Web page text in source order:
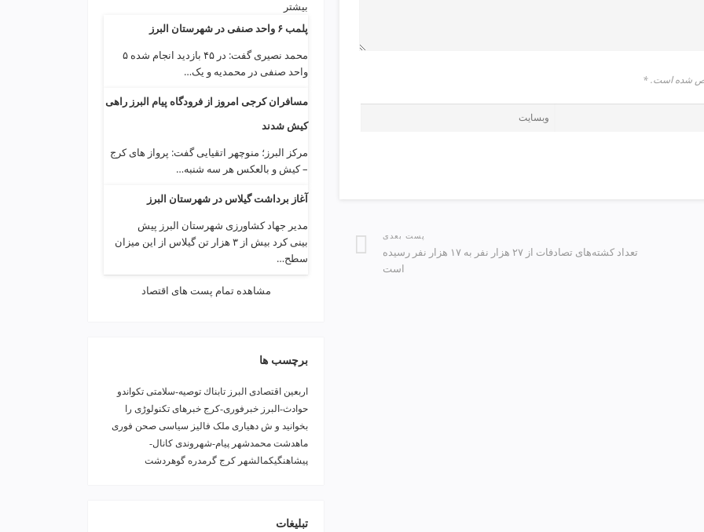
شده است.*
پست بعدی
تعداد کشته‌های تصادفات از ۲۷ هزار نفر به ۱۷ هزار نفر رسیده
است
بیشتر
پلمب ۶ واحد صنفی در شهرستان البرز
محمد نصیری گفت: در ۴۵ بازدید انجام شده ۵
واحد صنفی در محمدیه و یک…
مسافران کرجی امروز از فرودگاه پیام البرز راهی
کیش شدند
مرکز البرز؛ منوچهر اتقیایی گفت: پرواز های کرج
– کیش و بالعکس هر سه شنبه…
آغاز برداشت گیلاس در شهرستان البرز
مدیر جهاد کشاورزی شهرستان البرز پیش
بینی کرد بیش از ۳ هزار تن گیلاس از این میزان
سطح…
مشاهده تمام پست های اقتصاد
برچسب ها
اربعین اقتصادی البرز تابناك توصیه-سلامتی تکواندو
حوادث-البرز خبرفوری-کرج خبرهای تکنولوڑی را
بخوانید و ش دهیاری ملک فالیز سیاسی صحن فوری
ماهدشت محمدشهر پیام-شهروندی کانال-
پیشاهنگیکمالشهر کرج گرمدره گوهردشت
تبلیغات